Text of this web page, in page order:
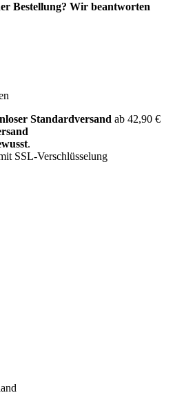
Bestellung? Wir beantworten
Standardversand ab 42,90 €
.
SSL-Verschlüsselung